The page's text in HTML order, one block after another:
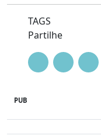
TAGS
Partilhe
PUB